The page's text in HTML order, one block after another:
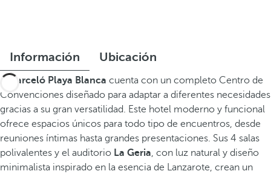
Información Ubicación
El Barceló Playa Blanca cuenta con un completo Centro de
Convenciones diseñado para adaptar a diferentes necesidades
gracias a su gran versatilidad. Este hotel moderno y funcional
ofrece espacios únicos para todo tipo de encuentros, desde
reuniones íntimas hasta grandes presentaciones. Sus 4 salas
polivalentes y el auditorio La Geria, con luz natural y diseño
minimalista inspirado en la esencia de Lanzarote, crean un